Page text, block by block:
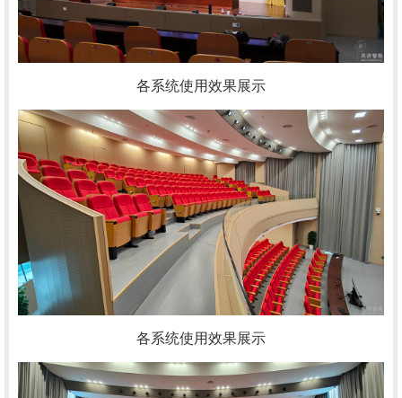
各系统使用效果展示
各系统使用效果展示